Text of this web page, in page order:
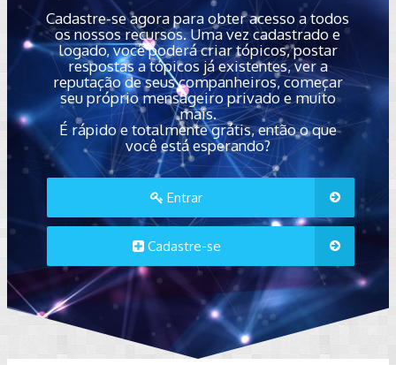
Cadastre-se agora para obter acesso a todos
os nossos recursos. Uma vez cadastrado e
logado, você poderá criar tópicos, postar
respostas a tópicos já existentes, ver a
reputação de seus companheiros, começar
seu próprio mensageiro privado e muito
mais.
É rápido e totalmente grátis, então o que
você está esperando?
Entrar
Cadastre-se